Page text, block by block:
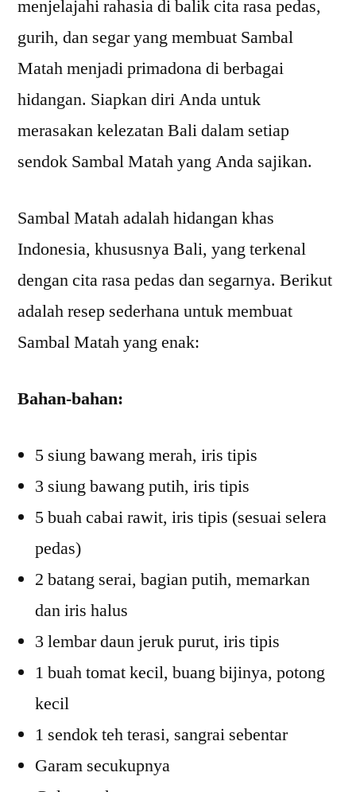
menjelajahi rahasia di balik cita rasa pedas,
gurih, dan segar yang membuat Sambal
Matah menjadi primadona di berbagai
hidangan. Siapkan diri Anda untuk
merasakan kelezatan Bali dalam setiap
sendok Sambal Matah yang Anda sajikan.
Sambal Matah adalah hidangan khas
Indonesia, khususnya Bali, yang terkenal
dengan cita rasa pedas dan segarnya. Berikut
adalah resep sederhana untuk membuat
Sambal Matah yang enak:
Bahan-bahan:
5 siung bawang merah, iris tipis
3 siung bawang putih, iris tipis
5 buah cabai rawit, iris tipis (sesuai selera
pedas)
2 batang serai, bagian putih, memarkan
dan iris halus
3 lembar daun jeruk purut, iris tipis
1 buah tomat kecil, buang bijinya, potong
kecil
1 sendok teh terasi, sangrai sebentar
Garam secukupnya